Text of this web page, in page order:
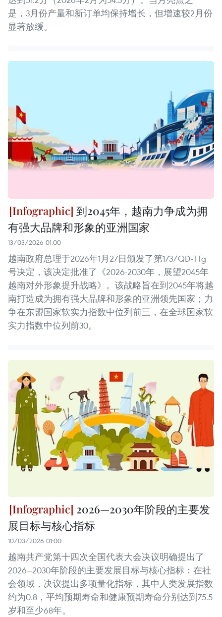
是，3月份产量和新订单均保持增长，但增速较2月份
显著放缓。
到2045年，越南力争成为拥
有强大品牌和形象的亚洲国家
13/03/2026 01:00
越南政府总理于2026年1月27日颁发了第173/QD-TTg
号决定，该决定批准了《2026-2030年，展望2045年
越南对外形象提升战略》。该战略旨在到2045年将越
南打造成为拥有强大品牌和形象的亚洲领先国家；力
争在东盟国家软实力指数中位列前三，在全球国家软
实力指数中位列前30。
2026—2030年阶段的主要发
展目标与核心指标
10/03/2026 01:00
越南共产党第十四次全国代表大会决议明确提出了
2026—2030年阶段的主要发展目标与核心指标：在社
会领域，决议提出多项量化指标，其中人类发展指数
约为0.8，平均预期寿命和健康预期寿命分别达到75.5
岁和至少68年。